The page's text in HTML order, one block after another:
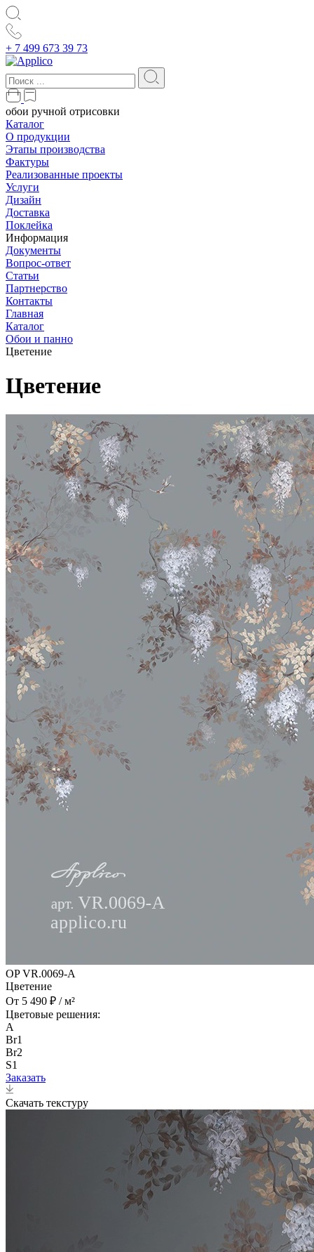
+ 7 499 673 39 73
обои ручной отрисовки
Каталог
О продукции
Этапы производства
Фактуры
Реализованные проекты
Услуги
Дизайн
Доставка
Поклейка
Информация
Документы
Вопрос-ответ
Статьи
Партнерство
Контакты
Главная
Каталог
Обои и панно
Цветение
Цветение
OP VR.0069-A
Цветение
От 5 490 ₽ / м²
Цветовые решения:
A
Br1
Br2
S1
Заказать
Скачать текстуру